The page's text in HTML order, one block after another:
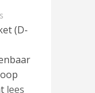
(D-
lees